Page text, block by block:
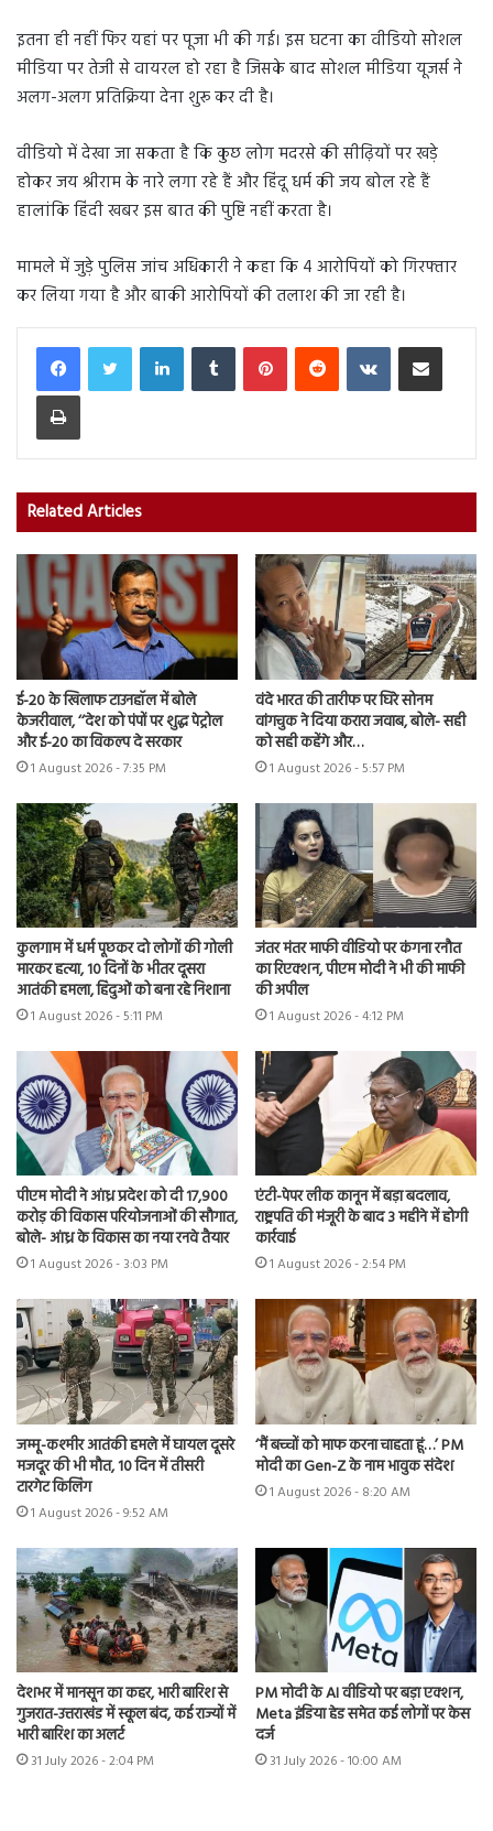
इतना ही नहीं फिर यहां पर पूजा भी की गई। इस घटना का वीडियो सोशल
मीडिया पर तेजी से वायरल हो रहा है जिसके बाद सोशल मीडिया यूजर्स ने
अलग-अलग प्रतिक्रिया देना शुरू कर दी है।
वीडियो में देखा जा सकता है कि कुछ लोग मदरसे की सीढ़ियों पर खड़े
होकर जय श्रीराम के नारे लगा रहे हैं और हिंदू धर्म की जय बोल रहे हैं
हालांकि हिंदी खबर इस बात की पुष्टि नहीं करता है।
मामले में जुड़े पुलिस जांच अधिकारी ने कहा कि 4 आरोपियों को गिरफ्तार
कर लिया गया है और बाकी आरोपियों की तलाश की जा रही है।
LinkedInTumblr PinterestReddit VKontakteShare via Email
Print
Related Articles
ई-20 के खिलाफ टाउनहॉल में बोले
केजरीवाल, ‘‘देश को पंपों पर शुद्ध पेट्रोल
और ई-20 का विकल्प दे सरकार
1 August 2026 - 7:35 PM
वंदे भारत की तारीफ पर घिरे सोनम
वांगचुक ने दिया करारा जवाब, बोले- सही
को सही कहेंगे और…
1 August 2026 - 5:57 PM
कुलगाम में धर्म पूछकर दो लोगों की गोली
मारकर हत्या, 10 दिनों के भीतर दूसरा
आतंकी हमला, हिंदुओं को बना रहे निशाना
1 August 2026 - 5:11 PM
जंतर मंतर माफी वीडियो पर कंगना रनौत
का रिएक्शन, पीएम मोदी ने भी की माफी
की अपील
1 August 2026 - 4:12 PM
पीएम मोदी ने आंध्र प्रदेश को दी 17,900
करोड़ की विकास परियोजनाओं की सौगात,
बोले- आंध्र के विकास का नया रनवे तैयार
1 August 2026 - 3:03 PM
एंटी-पेपर लीक कानून में बड़ा बदलाव,
राष्ट्रपति की मंजूरी के बाद 3 महीने में होगी
कार्रवाई
1 August 2026 - 2:54 PM
जम्मू-कश्मीर आतंकी हमले में घायल दूसरे
मजदूर की भी मौत, 10 दिन में तीसरी
टारगेट किलिंग
1 August 2026 - 9:52 AM
‘मैं बच्चों को माफ करना चाहता हूं…’ PM
मोदी का Gen-Z के नाम भावुक संदेश
1 August 2026 - 8:20 AM
देशभर में मानसून का कहर, भारी बारिश से
गुजरात-उत्तराखंड में स्कूल बंद, कई राज्यों में
भारी बारिश का अलर्ट
31 July 2026 - 2:04 PM
PM मोदी के AI वीडियो पर बड़ा एक्शन,
Meta इंडिया हेड समेत कई लोगों पर केस
दर्ज
31 July 2026 - 10:00 AM